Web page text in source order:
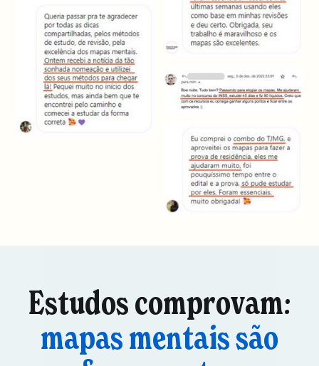
Estudos comprovam:
mapas mentais são